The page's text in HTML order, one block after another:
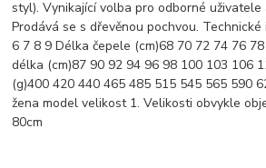
styl). Vynikající volba pro odborné uživatele
Prodává se s dřevěnou pochvou.
6 7 8 9 Délka čepele (cm)68 70 72 74 76
délka (cm)87 90 92 94 96 98 100 103 106
(g)400 420 440 465 485 515 545 565 590
žena model velikost 1. Velikosti obvykle
80cm